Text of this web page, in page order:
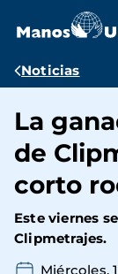
contenido
Ruta
Noticias
La
de
corto
Este viernes
Clipmetrajes.
Miércoles,